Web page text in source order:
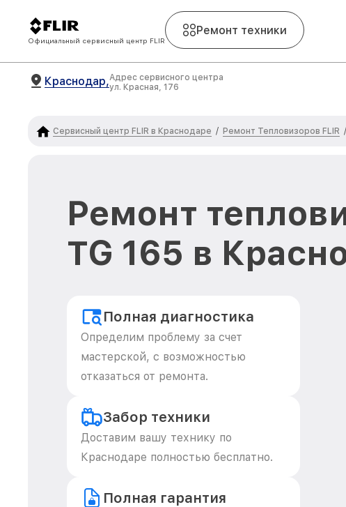
Официальный сервисный центр FLIR
Ремонт техники
Краснодар,Адрес сервисного центра
ул. Красная, 176
Сервисный центр FLIR в Краснодаре / Ремонт Тепловизоров FLIR /
Ремонт
TG 165 в
Полная диагностика
Определим проблему за счет
мастерской, с возможностью
отказаться от ремонта.
Забор техники
Доставим вашу технику по
Краснодаре полностью бесплатно.
Полная гарантия